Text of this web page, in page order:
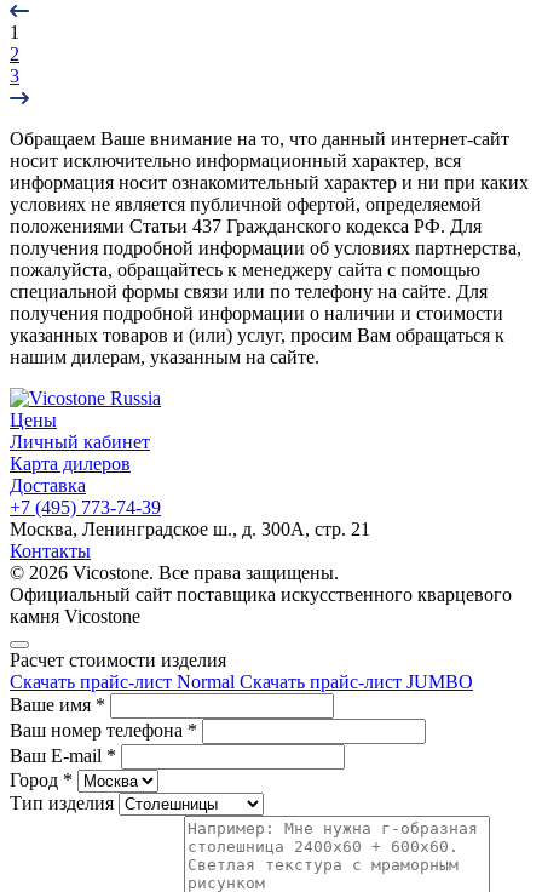
1
2
3
Обращаем Ваше внимание на то, что данный интернет-сайт
носит исключительно информационный характер, вся
информация носит ознакомительный характер и ни при каких
условиях не является публичной офертой, определяемой
положениями Статьи 437 Гражданского кодекса РФ. Для
получения подробной информации об условиях партнерства,
пожалуйста, обращайтесь к менеджеру сайта с помощью
специальной формы связи или по телефону на сайте. Для
получения подробной информации о наличии и стоимости
указанных товаров и (или) услуг, просим Вам обращаться к
нашим дилерам, указанным на сайте.
Цены
Личный кабинет
Карта дилеров
Доставка
+7 (495) 773-74-39
Москва, Ленинградское ш., д. 300А, стр. 21
Контакты
© 2026 Vicostone. Все права защищены.
Официальный сайт поставщика искусственного кварцевого
камня Vicostone
Расчет стоимости изделия
Скачать прайс-лист Normal Скачать прайс-лист JUMBO
Ваше имя *
Ваш номер телефона *
Ваш E-mail *
Город *
Тип изделия